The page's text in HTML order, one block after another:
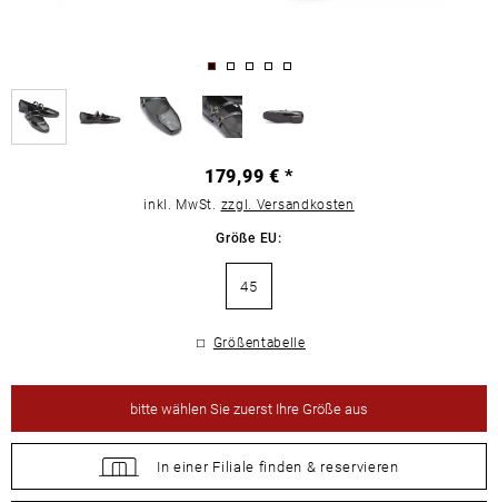
179,99 € *
inkl. MwSt. zzgl. Versandkosten
Größe EU:
45
Größentabelle
bittewählen Sie zuerst Ihre Größe aus
In einer Filiale finden & reservieren